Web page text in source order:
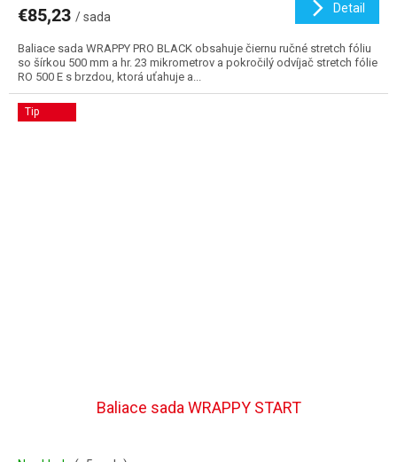
€85,23 / sada
Detail
Baliace sada WRAPPY PRO BLACK obsahuje čiernu ručné stretch fóliu
so šírkou 500 mm a hr. 23 mikrometrov a pokročilý odvíjač stretch fólie
RO 500 E s brzdou, ktorá uťahuje a...
Tip
Baliace sada WRAPPY START